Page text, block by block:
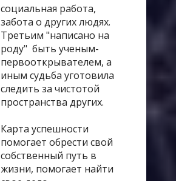
социальная работа,
забота о других людях.
Третьим "написано на
роду" быть ученым-
первооткрывателем, а
иным судьба уготовила
следить за чистотой
пространства других.
Карта успешности
помогает обрести свой
собственный путь в
жизни, помогает найти